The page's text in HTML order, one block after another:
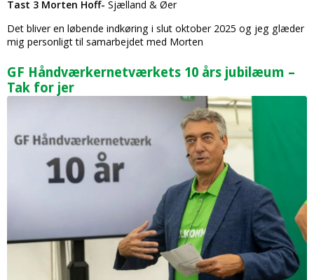
Tast 3 Morten Hoff- Sjælland & Øer
Det bliver en løbende indkøring i slut oktober 2025 og jeg glæder
mig personligt til samarbejdet med Morten
GF Håndværkernetværkets 10 års jubilæum –
Tak for jer